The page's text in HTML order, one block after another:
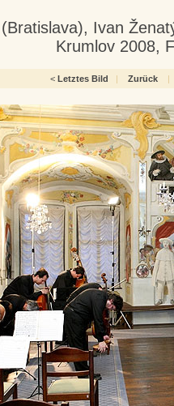
Ivan
Krumlov 2008,
< Letztes Bild | Zurück |